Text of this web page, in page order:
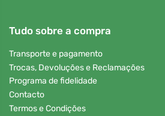
Tudo sobre a compra
Transporte e pagamento
Trocas, Devoluções e Reclamações
Programa de fidelidade
Contacto
Termos e Condições